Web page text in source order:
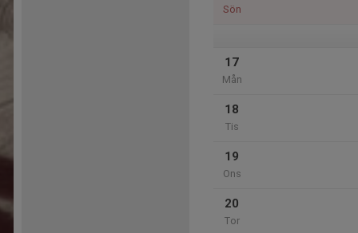
Sön
17
Mån
18
Tis
19
Ons
20
Tor